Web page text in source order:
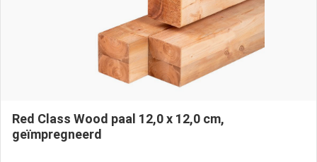
Red Class Wood paal 12,0 x 12,0 cm,
geïmpregneerd